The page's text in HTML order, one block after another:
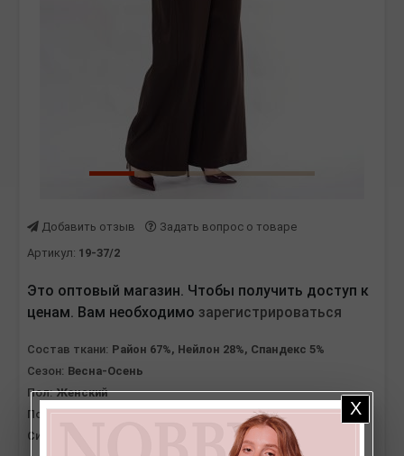
Добавить отзыв
Задать вопрос о товаре
Артикул: 19-37/2
Это оптовый магазин. Чтобы получить доступ к
ценам. Вам необходимо зарегистрироваться
Состав ткани: Район 67%, Нейлон 28%, Спандекс 5%
Сезон: Весна-Осень
Пол: Женский
Посадка: Высокая
Силуэт: